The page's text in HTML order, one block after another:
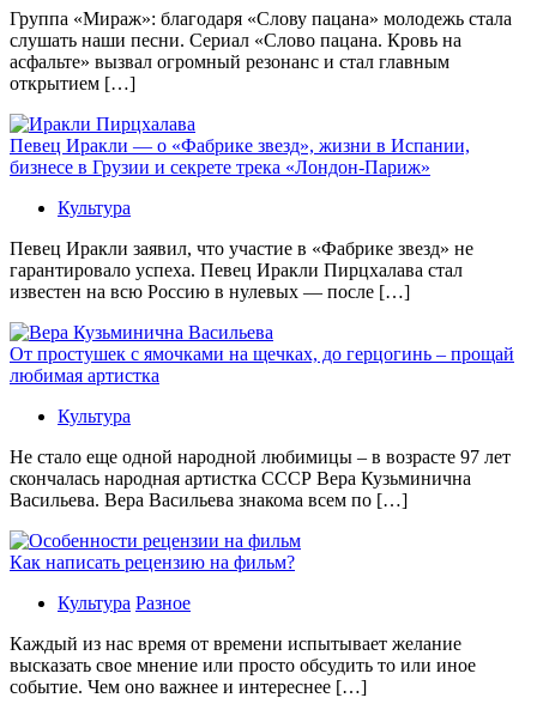
Группа «Мираж»: благодаря «Слову пацана» молодежь стала
слушать наши песни. Сериал «Слово пацана. Кровь на
асфальте» вызвал огромный резонанс и стал главным
открытием […]
Певец Иракли — о «Фабрике звезд», жизни в Испании,
бизнесе в Грузии и секрете трека «Лондон-Париж»
Культура
Певец Иракли заявил, что участие в «Фабрике звезд» не
гарантировало успеха. Певец Иракли Пирцхалава стал
известен на всю Россию в нулевых — после […]
От простушек с ямочками на щечках, до герцогинь – прощай
любимая артистка
Культура
Не стало еще одной народной любимицы – в возрасте 97 лет
скончалась народная артистка СССР Вера Кузьминична
Васильева. Вера Васильева знакома всем по […]
Как написать рецензию на фильм?
Культура Разное
Каждый из нас время от времени испытывает желание
высказать свое мнение или просто обсудить то или иное
событие. Чем оно важнее и интереснее […]